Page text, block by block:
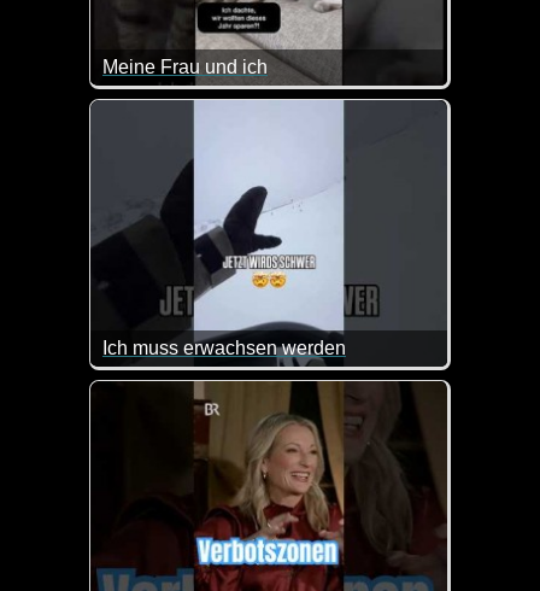
Meine Frau und ich
Was die Katzen hier für ein Gespräch führen,
Ich muss erwachsen werden
Man muss sich nur zu beschäftigen wissen :-)